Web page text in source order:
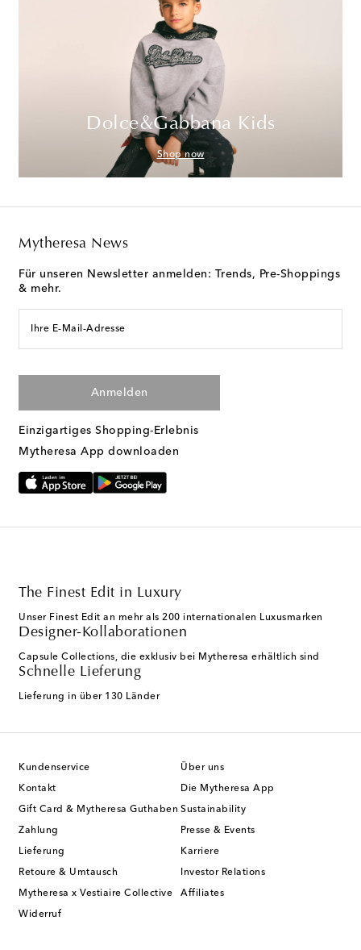
Dolce&Gabbana Kids
Shop now
Mytheresa News
Für unseren Newsletter anmelden: Trends, Pre-Shoppings
& mehr.
Ihre E-Mail-Adresse
Anmelden
Einzigartiges Shopping-Erlebnis
Mytheresa App downloaden
The Finest Edit in Luxury
Unser Finest Edit an mehr als 200 internationalen Luxusmarken
Designer-Kollaborationen
Capsule Collections, die exklusiv bei Mytheresa erhältlich sind
Schnelle Lieferung
Lieferung in über 130 Länder
Kundenservice
Kontakt
Gift Card & Mytheresa Guthaben
Zahlung
Lieferung
Retoure & Umtausch
Mytheresa x Vestiaire Collective
Widerruf
Über uns
Die Mytheresa App
Sustainability
Presse & Events
Karriere
Investor Relations
Affiliates